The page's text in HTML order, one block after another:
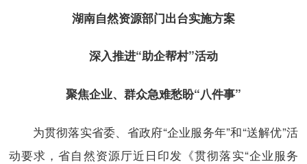
湖南自然资源部门出台实施方案
深入推进“助企帮村”活动
聚焦企业、群众急难愁盼“八件事”
为贯彻落实省委、省政府“企业服务年”和“送解优”活
动要求，省自然资源厅近日印发《贯彻落实“企业服务